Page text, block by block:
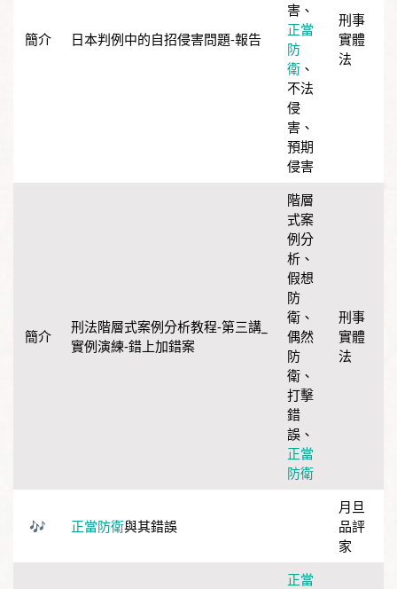
日本判例中的自招侵害問題-報告
害 、
正當
防
衛 、
不法
侵
害 、
預期
侵害
刑事
實體
法
刑法階層式案例分析教程-第三講_
實例演練-錯上加錯案
階層
式案
例分
析 、
假想
防
衛 、
偶然
防
衛 、
打擊
錯
誤 、
正當
防衛
刑事
實體
法
正當防衛與其錯誤
月旦
品評
家
正當